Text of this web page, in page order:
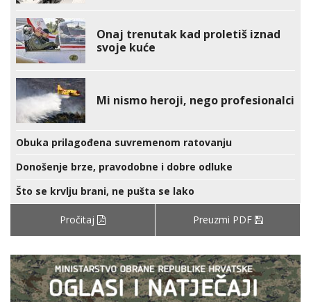
Onaj trenutak kad proletiš iznad
svoje kuće
Mi nismo heroji, nego profesionalci
Obuka prilagođena suvremenom ratovanju
Donošenje brze, pravodobne i dobre odluke
Što se krvlju brani, ne pušta se lako
Pročitaj Preuzmi PDF